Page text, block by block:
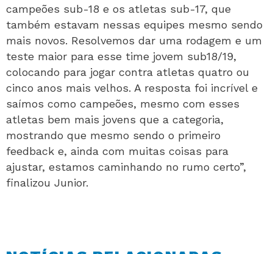
campeões sub-18 e os atletas sub-17, que
também estavam nessas equipes mesmo sendo
mais novos. Resolvemos dar uma rodagem e um
teste maior para esse time jovem sub18/19,
colocando para jogar contra atletas quatro ou
cinco anos mais velhos. A resposta foi incrível e
saímos como campeões, mesmo com esses
atletas bem mais jovens que a categoria,
mostrando que mesmo sendo o primeiro
feedback e, ainda com muitas coisas para
ajustar, estamos caminhando no rumo certo”,
finalizou Junior.